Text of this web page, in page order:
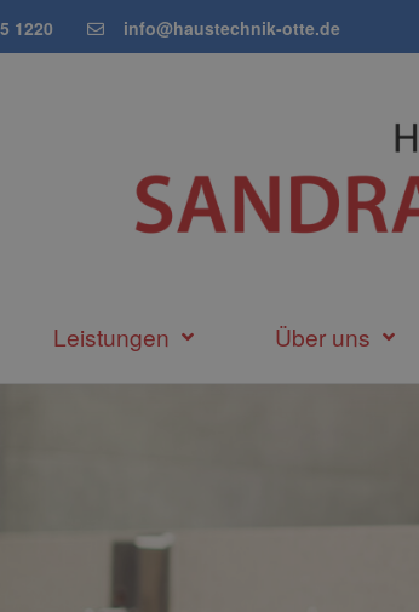
1220 info@haustechnik-otte.de
Leistungen Über uns